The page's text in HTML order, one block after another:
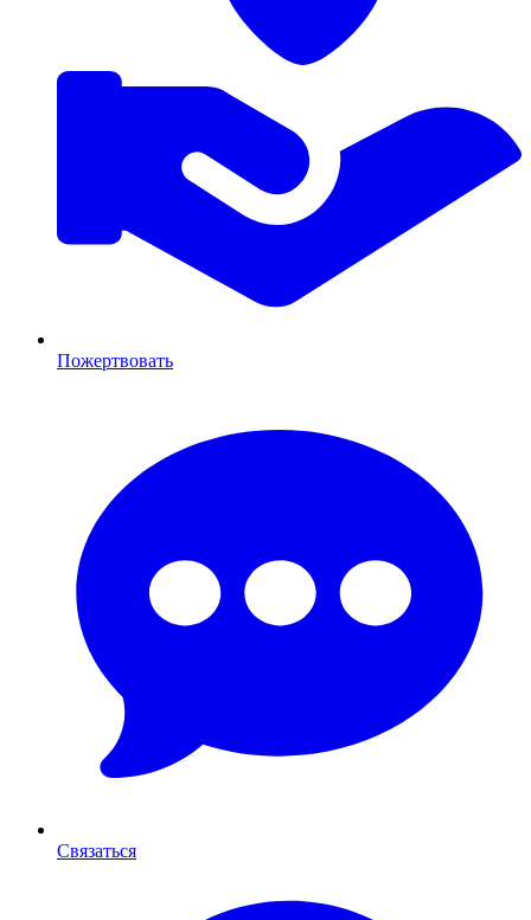
Пожертвовать
Связаться